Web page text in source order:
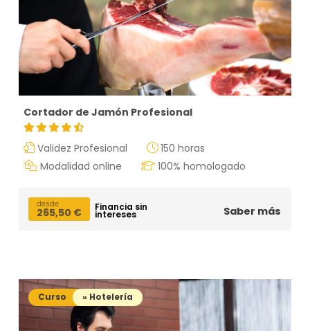
Cortador de Jamón Profesional
Validez Profesional
150 horas
Modalidad online
100% homologado
desde
265,50 € Financia sin
intereses Saber más
Curso » Hotelería